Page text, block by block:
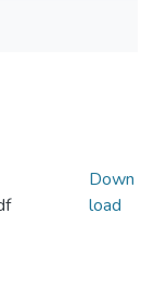
Down
load